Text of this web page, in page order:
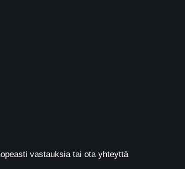
vastauksia tai ota yhteyttä